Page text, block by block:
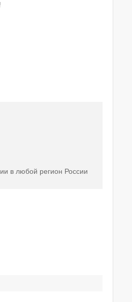
в любой регион России